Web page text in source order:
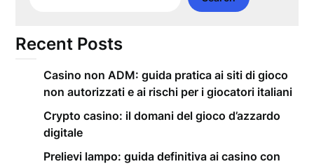
Recent Posts
Casino non ADM: guida pratica ai siti di gioco
non autorizzati e ai rischi per i giocatori italiani
Crypto casino: il domani del gioco d’azzardo
digitale
Prelievi lampo: guida definitiva ai casino con